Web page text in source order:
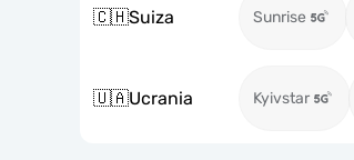
🇨🇭Suiza Sunrise
🇺🇦Ucrania Kyivstar